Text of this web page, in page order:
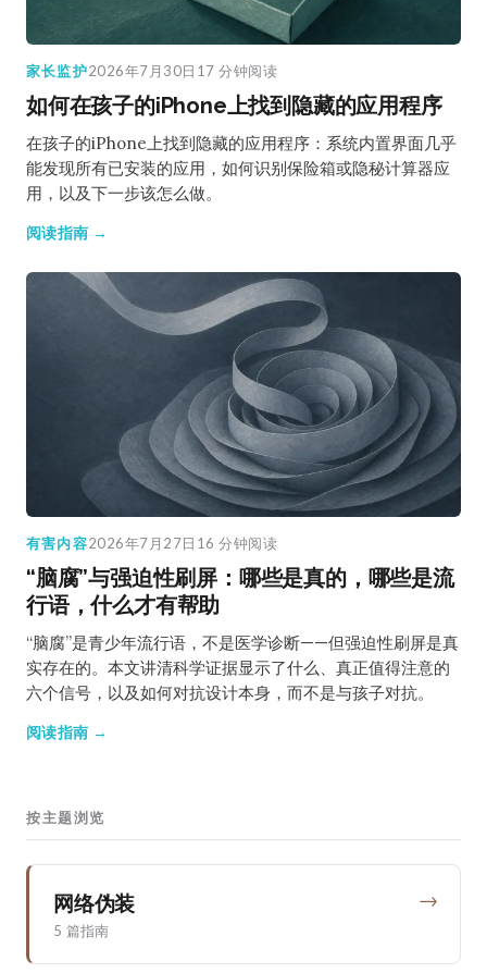
家长监护2026年7月30日 17 分钟阅读
如何在孩子的iPhone上找到隐藏的应用程序
在孩子的iPhone上找到隐藏的应用程序：系统内置界面几乎
能发现所有已安装的应用，如何识别保险箱或隐秘计算器应
用，以及下一步该怎么做。
阅读指南 →
有害内容2026年7月27日 16 分钟阅读
“脑腐”与强迫性刷屏：哪些是真的，哪些是流
行语，什么才有帮助
“脑腐”是青少年流行语，不是医学诊断——但强迫性刷屏是真
实存在的。本文讲清科学证据显示了什么、真正值得注意的
六个信号，以及如何对抗设计本身，而不是与孩子对抗。
阅读指南 →
按主题浏览
网络伪装
5 篇指南
→